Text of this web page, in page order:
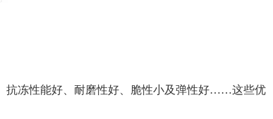
抗冻性能好、耐磨性好、脆性小及弹性好……这些优